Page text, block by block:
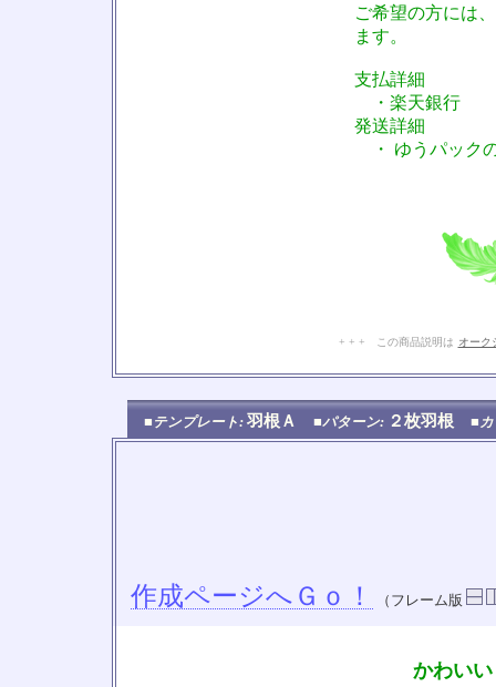
ご希望の方には
ます。
支払詳細
・楽天銀行
発送詳細
・ ゆうパック
+ + + この商品説明は オーク
■テンプレート: 羽根Ａ ■パターン: ２枚羽根 ■
作成ページへＧｏ！ （フレーム版
かわい